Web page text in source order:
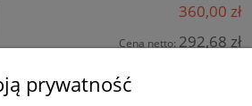
360,00 zł
Cena netto:292,68 zł
prywatność